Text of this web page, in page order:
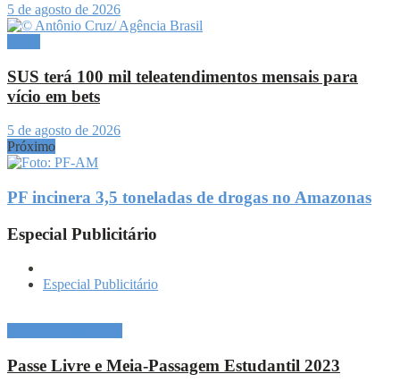
5 de agosto de 2026
SUS terá 100 mil teleatendimentos mensais para
vício em bets
5 de agosto de 2026
Próximo
PF incinera 3,5 toneladas de drogas no Amazonas
Especial Publicitário
Especial Publicitário
Passe Livre e Meia-Passagem Estudantil 2023